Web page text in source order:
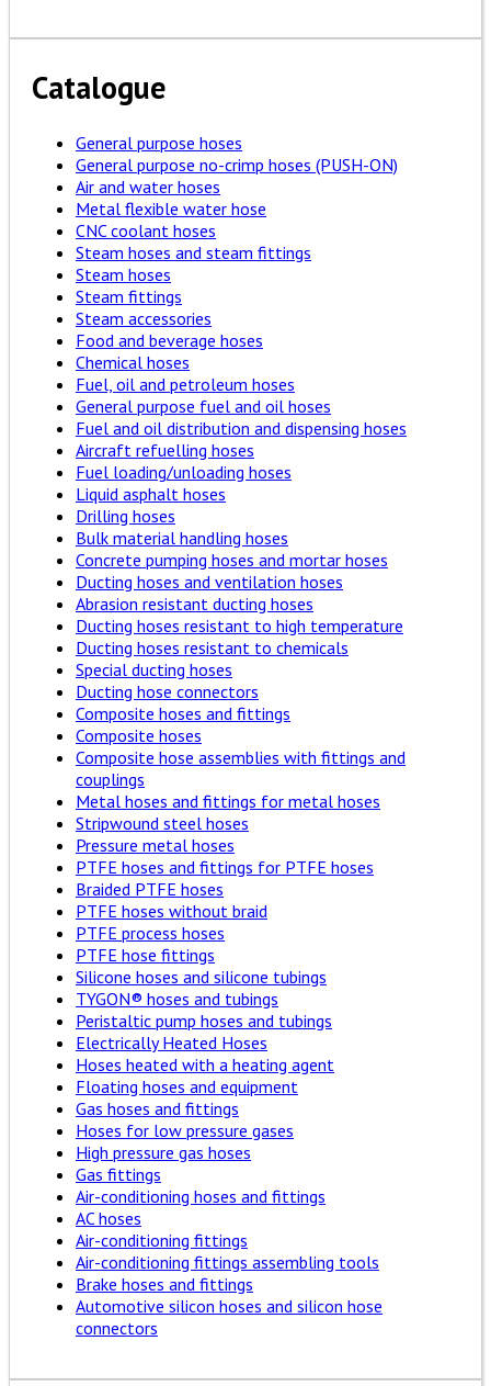
Catalogue
General purpose hoses
General purpose no-crimp hoses (PUSH-ON)
Air and water hoses
Metal flexible water hose
CNC coolant hoses
Steam hoses and steam fittings
Steam hoses
Steam fittings
Steam accessories
Food and beverage hoses
Chemical hoses
Fuel, oil and petroleum hoses
General purpose fuel and oil hoses
Fuel and oil distribution and dispensing hoses
Aircraft refuelling hoses
Fuel loading/unloading hoses
Liquid asphalt hoses
Drilling hoses
Bulk material handling hoses
Concrete pumping hoses and mortar hoses
Ducting hoses and ventilation hoses
Abrasion resistant ducting hoses
Ducting hoses resistant to high temperature
Ducting hoses resistant to chemicals
Special ducting hoses
Ducting hose connectors
Composite hoses and fittings
Composite hoses
Composite hose assemblies with fittings and
couplings
Metal hoses and fittings for metal hoses
Stripwound steel hoses
Pressure metal hoses
PTFE hoses and fittings for PTFE hoses
Braided PTFE hoses
PTFE hoses without braid
PTFE process hoses
PTFE hose fittings
Silicone hoses and silicone tubings
TYGON® hoses and tubings
Peristaltic pump hoses and tubings
Electrically Heated Hoses
Hoses heated with a heating agent
Floating hoses and equipment
Gas hoses and fittings
Hoses for low pressure gases
High pressure gas hoses
Gas fittings
Air-conditioning hoses and fittings
AC hoses
Air-conditioning fittings
Air-conditioning fittings assembling tools
Brake hoses and fittings
Automotive silicon hoses and silicon hose
connectors